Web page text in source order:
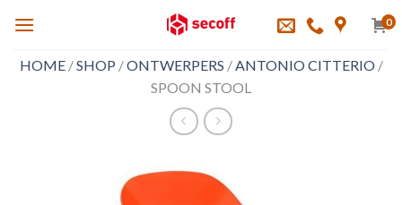
0
HOME/SHOP /ONTWERPERS /ANTONIO CITTERIO/
SPOON STOOL